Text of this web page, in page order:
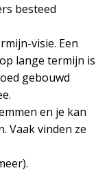
besteed
visie. Een
lange termijn is
gebouwd
en je kan
Vaak vinden ze